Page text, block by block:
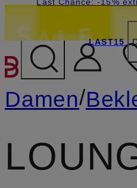
ZUM
LAST15
Damen/